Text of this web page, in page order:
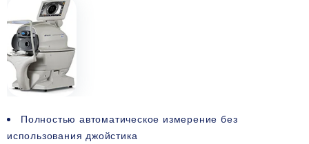
Полностью автоматическое измерение без
использования джойстика